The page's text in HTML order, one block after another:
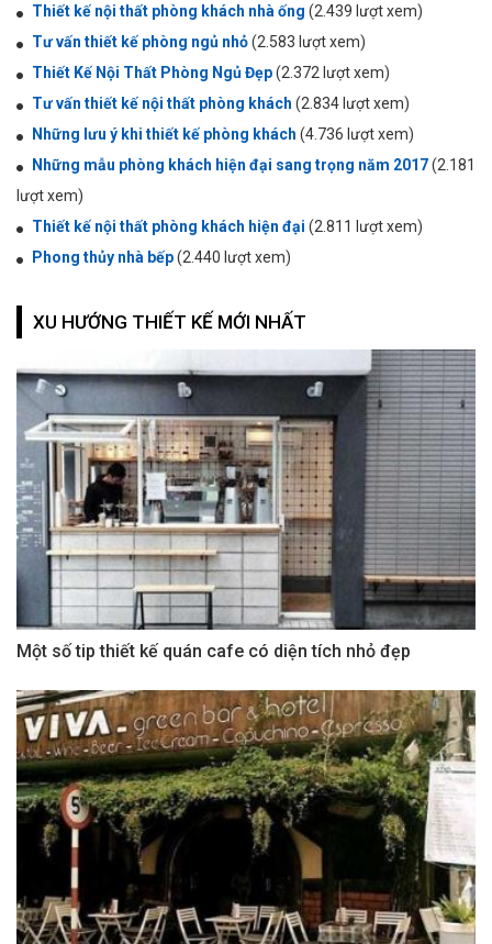
Thiết kế nội thất phòng khách nhà ống (2.439 lượt xem)
Tư vấn thiết kế phòng ngủ nhỏ(2.583 lượt xem)
Thiết Kế Nội Thất Phòng Ngủ Đẹp(2.372 lượt xem)
Tư vấn thiết kế nội thất phòng khách (2.834 lượt xem)
Những lưu ý khi thiết kế phòng khách (4.736 lượt xem)
Những mẫu phòng khách hiện đại sang trọng năm 2017(2.181
lượt xem)
Thiết kế nội thất phòng khách hiện đại (2.811 lượt xem)
Phong thủy nhà bếp(2.440 lượt xem)
XU HƯỚNG THIẾT KẾ MỚI NHẤT
Một số tip thiết kế quán cafe có diện tích nhỏ đẹp